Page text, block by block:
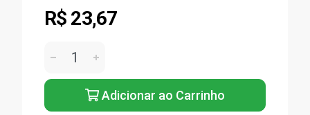
R$ 23,67
Adicionar ao Carrinho